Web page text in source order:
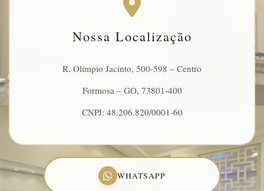
Nossa Localização
R. Olímpio Jacinto, 500-598 – Centro
Formosa – GO, 73801-400
CNPJ: 48.206.820/0001-60
WHATSAPP